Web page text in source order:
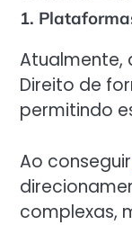
1.
Atualmente,
Direito de
permitindo
Ao conseguir
complexas,